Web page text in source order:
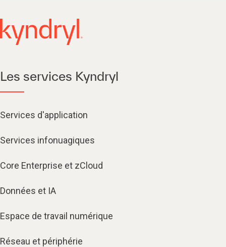
Les services Kyndryl
Services d'application
Services infonuagiques​
Core Enterprise et zCloud
Données et IA
Espace de travail numérique
Réseau et périphérie